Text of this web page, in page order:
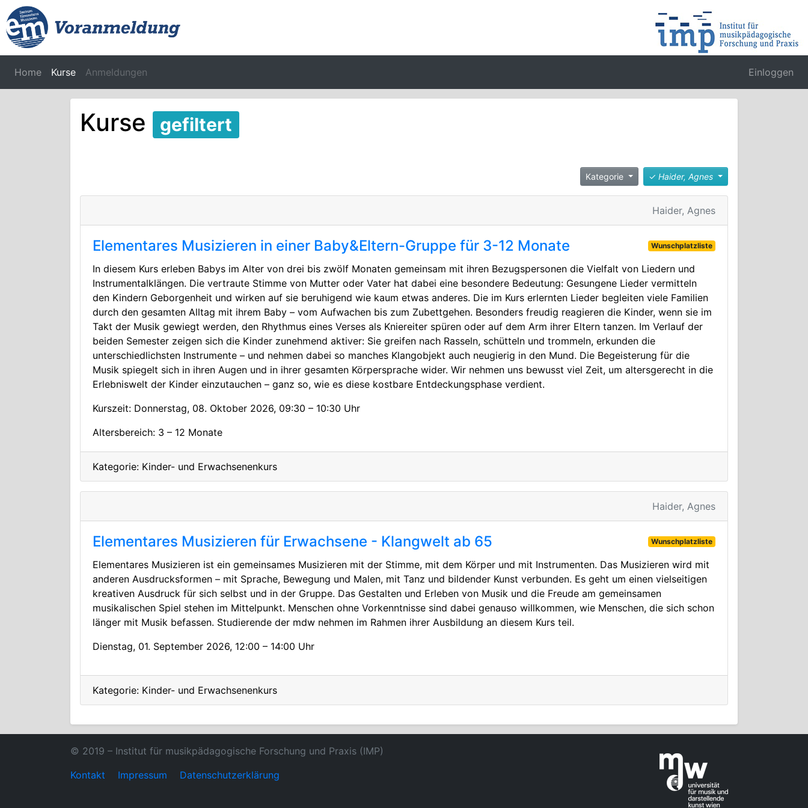
Home Kurse Anmeldungen Einloggen
Kurse gefiltert
Kategorie ✓Haider, Agnes
Haider, Agnes
Wunschplatzliste
Elementares Musizieren in einer Baby&Eltern-Gruppe für 3-12 Monate
In diesem Kurs erleben Babys im Alter von drei bis zwölf Monaten gemeinsam mit ihren Bezugspersonen die Vielfalt von Liedern und
Instrumentalklängen. Die vertraute Stimme von Mutter oder Vater hat dabei eine besondere Bedeutung: Gesungene Lieder vermitteln
den Kindern Geborgenheit und wirken auf sie beruhigend wie kaum etwas anderes. Die im Kurs erlernten Lieder begleiten viele Familien
durch den gesamten Alltag mit ihrem Baby – vom Aufwachen bis zum Zubettgehen. Besonders freudig reagieren die Kinder, wenn sie im
Takt der Musik gewiegt werden, den Rhythmus eines Verses als Kniereiter spüren oder auf dem Arm ihrer Eltern tanzen. Im Verlauf der
beiden Semester zeigen sich die Kinder zunehmend aktiver: Sie greifen nach Rasseln, schütteln und trommeln, erkunden die
unterschiedlichsten Instrumente – und nehmen dabei so manches Klangobjekt auch neugierig in den Mund. Die Begeisterung für die
Musik spiegelt sich in ihren Augen und in ihrer gesamten Körpersprache wider. Wir nehmen uns bewusst viel Zeit, um altersgerecht in die
Erlebniswelt der Kinder einzutauchen – ganz so, wie es diese kostbare Entdeckungsphase verdient.
Kurszeit: Donnerstag, 08. Oktober 2026, 09:30 – 10:30 Uhr
Altersbereich: 3 – 12 Monate
Kategorie: Kinder- und Erwachsenenkurs
Haider, Agnes
Wunschplatzliste
Elementares Musizieren für Erwachsene - Klangwelt ab 65
Elementares Musizieren ist ein gemeinsames Musizieren mit der Stimme, mit dem Körper und mit Instrumenten. Das Musizieren wird mit
anderen Ausdrucksformen – mit Sprache, Bewegung und Malen, mit Tanz und bildender Kunst verbunden. Es geht um einen vielseitigen
kreativen Ausdruck für sich selbst und in der Gruppe. Das Gestalten und Erleben von Musik und die Freude am gemeinsamen
musikalischen Spiel stehen im Mittelpunkt. Menschen ohne Vorkenntnisse sind dabei genauso willkommen, wie Menschen, die sich schon
länger mit Musik befassen. Studierende der mdw nehmen im Rahmen ihrer Ausbildung an diesem Kurs teil.
Dienstag, 01. September 2026, 12:00 – 14:00 Uhr
Kategorie: Kinder- und Erwachsenenkurs
© 2019 – Institut für musikpädagogische Forschung und Praxis (IMP)
Kontakt
Impressum Datenschutzerklärung